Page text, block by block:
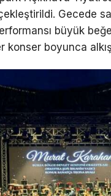
Gecede
büyük
konser boyunca